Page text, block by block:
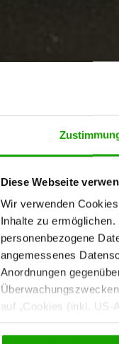
Diese Webseite
Wir verwenden
Inhalte zu
personenbezogene
angemessenes
Anordnungen
auf „Cookies (inkl.